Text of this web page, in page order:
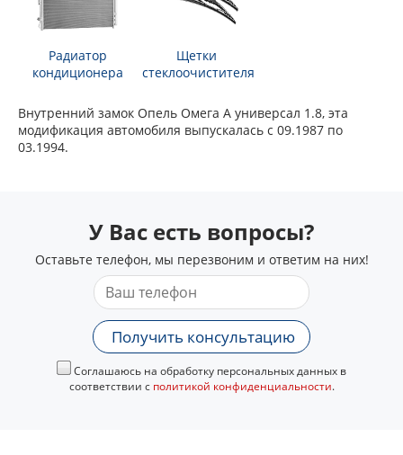
Радиатор
кондиционера
Щетки
стеклоочистителя
Внутренний замок Опель Омега А универсал 1.8, эта
модификация автомобиля выпускалась с 09.1987 по
03.1994.
У Вас есть вопросы?
Оставьте телефон, мы перезвоним и ответим на них!
Получить консультацию
Соглашаюсь на обработку персональных данных в
соответствии с политикой конфиденциальности.